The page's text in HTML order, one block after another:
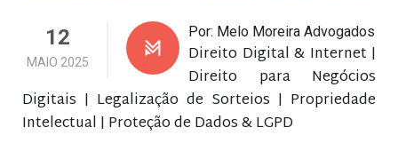
12
MAIO 2025
Por: Melo Moreira Advogados
Direito Digital & Internet |
Direito para Negócios
Digitais | Legalização de Sorteios | Propriedade
Intelectual | Proteção de Dados & LGPD